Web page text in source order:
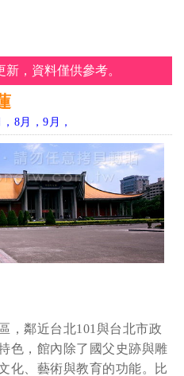
，資料僅供參考。
8月，9月，
，鄰近台北101與台北市政
色，館內除了國父史跡與雕
化、藝術與教育的功能。比